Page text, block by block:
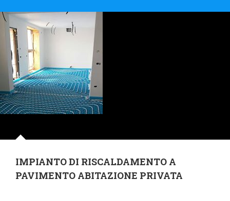
IMPIANTO DI RISCALDAMENTO A
PAVIMENTO ABITAZIONE PRIVATA